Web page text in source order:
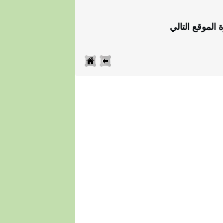
التالي